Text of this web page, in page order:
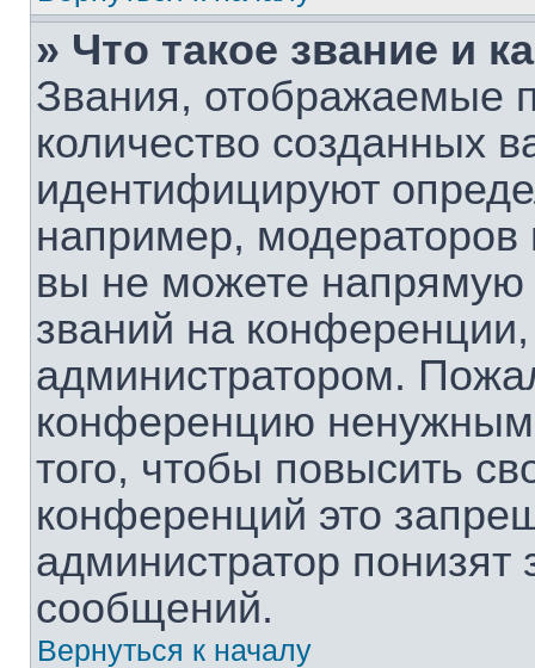
» Что такое звание и
Звания, отображаемые
количество созданных
идентифицируют
например,
вы не можете напрямую
званий на
администратором.
конференцию
того, чтобы повысить
конференций это
администратор понизят
сообщений.
Вернуться к началу